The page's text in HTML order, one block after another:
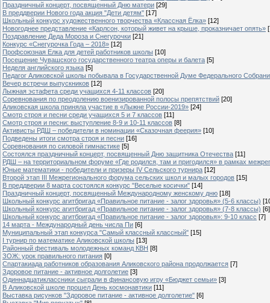
Праздничный концерт, посвященный Дню матери [29]
В преддверии Нового года акция "Дети детям" [17]
Школьный конкурс художественного творчества «Классная Ёлка» [12]
Новогоднее представление «Карлсон, который живет на крыше, проказничает опять»
Поздравление Деда Мороза и Снегурочки [21]
Конкурс «Снегурочка Года – 2018» [12]
Профсоюзная Елка для детей работников школы [10]
Посещение Чувашского государственного театра оперы и балета [5]
Неделя английского языка [5]
Педагог Аликовской школы побывала в Государственной Думе Федерального
Вечер встречи выпускников [12]
Лыжная эстафета среди учащихся 4-11 классов [20]
Cоревнования по преодолению военизированной полосы препятствий [20]
Аликовская школа приняла участие в «Лыжне России-2019» [24]
Смотр строя и песни среди учащихся 5 и 7 классов [11]
Смотр строя и песни: выступление 8-9 и 10-11 классов [8]
Активисты РДШ – победители в номинации «Сказочная феерия» [10]
Подведены итоги смотра строя и песни [16]
Соревнования по силовой гимнастике [5]
Состоялся праздничный концерт, посвященный Дню защитника Отечества [11]
РДШ – на территориальном форуме «Где родился, там и пригодился» в рамках
Юные математики - победители и призеры IV Сельского турнира [12]
Второй этап III Межрегионального форума сельских школ и малых городов [15]
В преддверии 8 марта состоялся конкурс "Веселые косички" [14]
Праздничный концерт, посвященный Международному женскому дню [18]
Школьный конкурс агитбригад «Правильное питание - залог здоровья» (5-6 классы)
Школьный конкурс агитбригад «Правильное питание - залог здоровья» (7-8 классы) [6]
Школьный конкурс агитбригад «Правильное питание - залог здоровья»: 9-10 класс [7]
14 марта - Международный день числа Пи [6]
Муниципальный этап конкурса "Самый классный классный" [15]
I турнир по математике Аликовской школы [13]
Районный фестиваль молодежных команд КВН [8]
ЗОЖ: урок правильного питания [0]
Спартакиада работников образования Аликовского района продолжается [7]
Здоровое питание - активное долголетие [3]
Одиннадцатиклассники сыграли в финансовую игру «Бюджет семьи» [3]
В Аликовской школе прошел День космонавтики [11]
Выставка рисунков "Здоровое питание - активное долголетие" [6]